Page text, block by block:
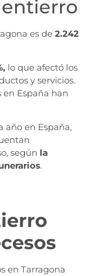
es de 2.242
lo que afectó los
y servicios.
en España han
año en España,
según la
.
en Tarragona